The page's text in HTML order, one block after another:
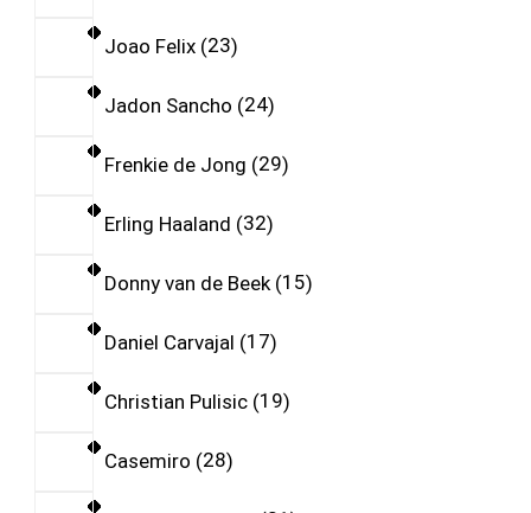
Joao Felix 23
Jadon Sancho 24
Frenkie de Jong 29
Erling Haaland 32
Donny van de Beek 15
Daniel Carvajal 17
Christian Pulisic 19
Casemiro 28